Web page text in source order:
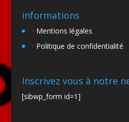
informations
Mentions légales
Politique de confidentialité
Inscrivez vous à notre
[sibwp_form id=1]